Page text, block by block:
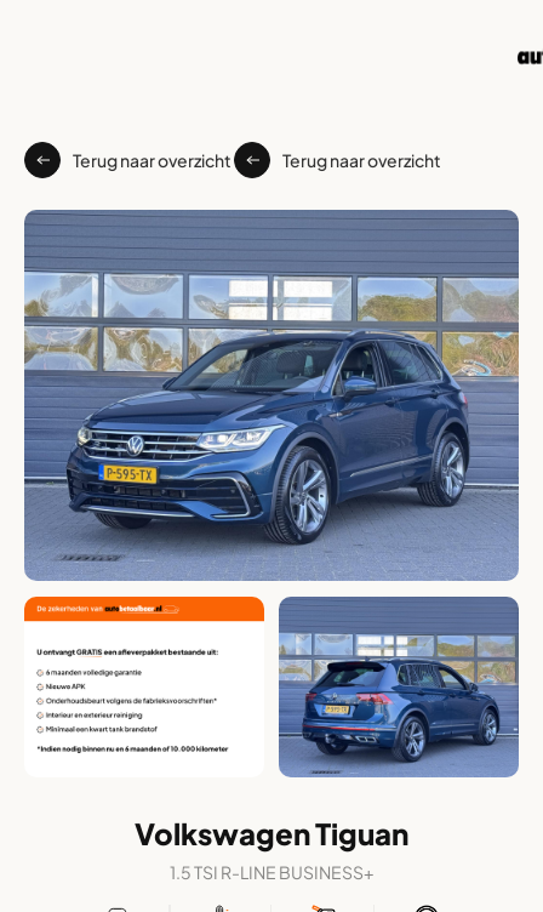
Terug naar overzicht Terug naar overzicht
Volkswagen Tiguan
1.5 TSI R-LINE BUSINESS+